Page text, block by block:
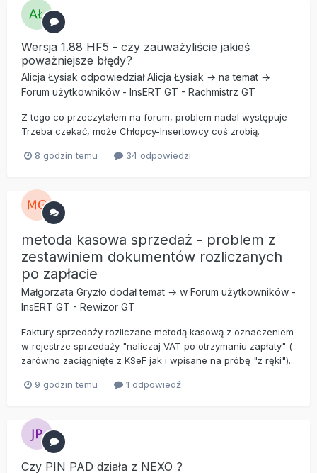
Wersja 1.88 HF5 - czy zauważyliście jakieś
poważniejsze błędy?
Alicja Łysiak odpowiedziałAlicja Łysiak → na temat →
Forum użytkowników - InsERT GT - Rachmistrz GT
Z tego co przeczytałem na forum, problem nadal występuje
Trzeba czekać, może Chłopcy-Insertowcy coś zrobią.
8 godzin temu 34 odpowiedzi
metoda kasowa sprzedaż - problem z
zestawiniem dokumentów rozliczanych
po zapłacie
Małgorzata Gryzło dodał temat → w Forum użytkowników -
InsERT GT - Rewizor GT
Faktury sprzedaży rozliczane metodą kasową z oznaczeniem
w rejestrze sprzedaży "naliczaj VAT po otrzymaniu zapłaty" (
zarówno zaciągnięte z KSeF jak i wpisane na próbę "z ręki")...
9 godzin temu 1 odpowiedź
Czy PIN PAD działa z NEXO ?